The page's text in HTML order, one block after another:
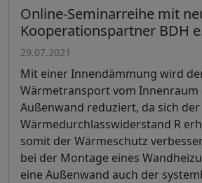
Online-Seminarreihe mit
Kooperationspartner BDH
29.07.2021
Mit einer Innendämmung wird
Wärmetransport vom Innenraum
Außenwand reduziert, da sich der
Wärmedurchlasswiderstand R
somit der Wärmeschutz
bei der Montage eines
eine Außenwand auch der